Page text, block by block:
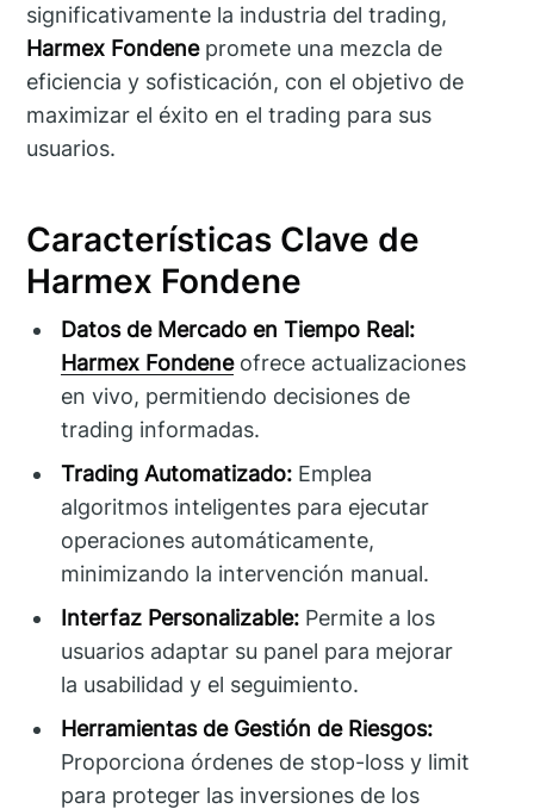
significativamente la industria del trading,
Harmex Fondenepromete una mezcla de
eficiencia y sofisticación, con el objetivo de
maximizar el éxito en el trading para sus
usuarios.
Características Clave de
Harmex Fondene
Datos de Mercado en Tiempo Real:
Harmex Fondeneofrece actualizaciones
en vivo, permitiendo decisiones de
trading informadas.
Trading Automatizado: Emplea
algoritmos inteligentes para ejecutar
operaciones automáticamente,
minimizando la intervención manual.
Interfaz Personalizable: Permite a los
usuarios adaptar su panel para mejorar
la usabilidad y el seguimiento.
Herramientas de Gestión de Riesgos:
Proporciona órdenes de stop-loss y limit
para proteger las inversiones de los